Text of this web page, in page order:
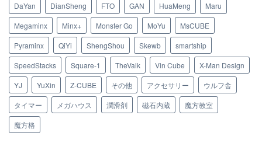
DaYan
DianSheng FTO GAN HuaMeng
Maru
Megaminx
Minx+ Monster Go MoYu
MsCUBE
Pyraminx
QiYi ShengShou Skewb
smartship
SpeedStacks
Square-1 TheValk Vin Cube
X-Man Design
YJ
YuXin Z-CUBE その他 アクセサリー
ウルフ舎
タイマー
メガハウス 潤滑剤 磁石内蔵
魔方教室
魔方格